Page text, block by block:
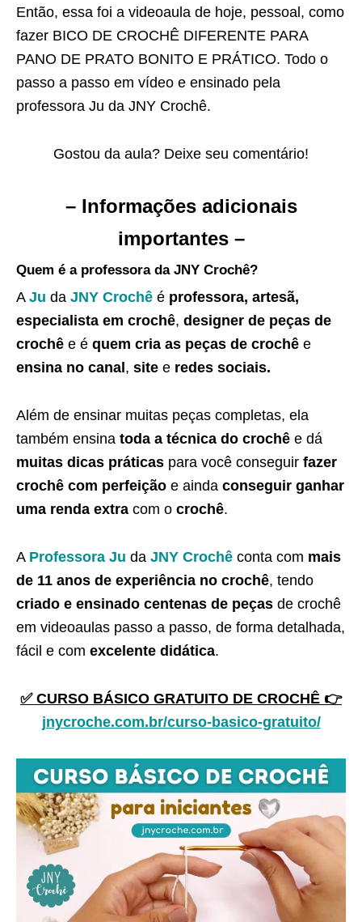
Então, essa foi a videoaula de hoje, pessoal, como
fazer BICO DE CROCHÊ DIFERENTE PARA
PANO DE PRATO BONITO E PRÁTICO. Todo o
passo a passo em vídeo e ensinado pela
professora Ju da JNY Crochê.
Gostou da aula? Deixe seu comentário!
– Informações adicionais
importantes –
Quem é a professora da JNY Crochê?
A Ju da JNY Crochê é professora, artesã,
especialista em crochê, designer de peças de
crochê e é quem cria as peças de crochê e
ensina no canal, site e redes sociais.
Além de ensinar muitas peças completas, ela
também ensina toda a técnica do crochê e dá
muitas dicas práticas para você conseguir fazer
crochê com perfeição e ainda conseguir ganhar
uma renda extra com o crochê.
A Professora Ju da JNY Crochê conta com mais
de 11 anos de experiência no crochê, tendo
criado e ensinado centenas de peças de crochê
em videoaulas passo a passo, de forma detalhada,
fácil e com excelente didática.
✅ CURSO BÁSICO GRATUITO DE CROCHÊ 👉
jnycroche.com.br/curso-basico-gratuito/